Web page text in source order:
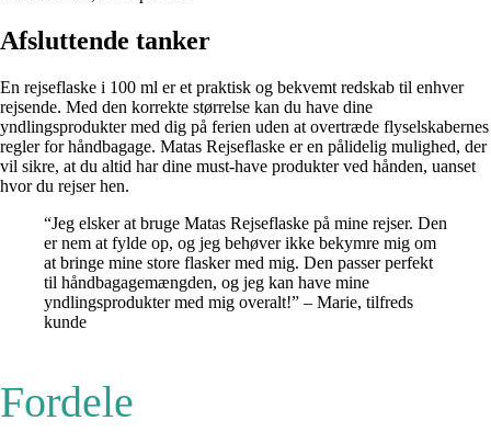
Afsluttende tanker
En rejseflaske i 100 ml er et praktisk og bekvemt redskab til enhver
rejsende. Med den korrekte størrelse kan du have dine
yndlingsprodukter med dig på ferien uden at overtræde flyselskabernes
regler for håndbagage. Matas Rejseflaske er en pålidelig mulighed, der
vil sikre, at du altid har dine must-have produkter ved hånden, uanset
hvor du rejser hen.
“Jeg elsker at bruge Matas Rejseflaske på mine rejser. Den
er nem at fylde op, og jeg behøver ikke bekymre mig om
at bringe mine store flasker med mig. Den passer perfekt
til håndbagagemængden, og jeg kan have mine
yndlingsprodukter med mig overalt!” – Marie, tilfreds
kunde
Fordele